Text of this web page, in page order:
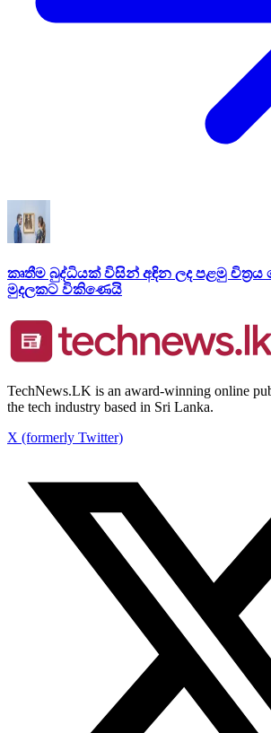
කෘතීම බුද්ධියක් විසින් අඳින ලද පළමු චිත්‍රය
මුදලකට විකිණෙයි
TechNews.LK is an award-winning online
the tech industry based in Sri Lanka.
X (formerly Twitter)